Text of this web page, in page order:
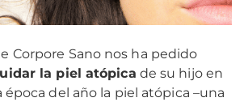
Corpore Sano nos ha pedido
la piel atópica de su hijo en
época del año la piel atópica –una